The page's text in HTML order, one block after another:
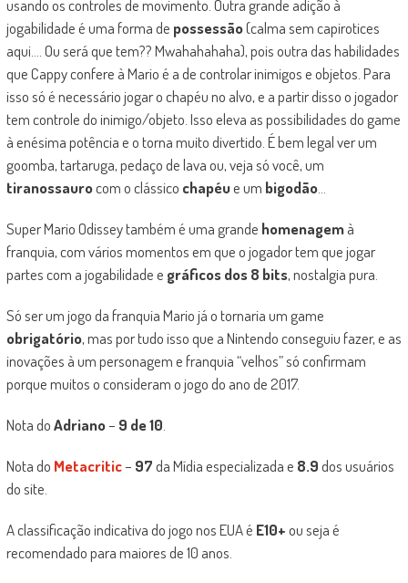
usando os controles de movimento. Outra grande adição à
jogabilidade é uma forma de possessão(calma sem capirotices
aqui…. Ou será que tem?? Mwahahahaha), pois outra das habilidades
que Cappy confere à Mario é a de controlar inimigos e objetos. Para
isso só é necessário jogar o chapéu no alvo, e a partir disso o jogador
tem controle do inimigo/objeto. Isso eleva as possibilidades do game
à enésima potência e o torna muito divertido. É bem legal ver um
goomba, tartaruga, pedaço de lava ou, veja só você, um
tiranossaurocom o clássico chapéue um bigodão…
Super Mario Odissey também é uma grande homenagemà
franquia, com vários momentos em que o jogador tem que jogar
partes com a jogabilidade e gráficos dos 8 bits, nostalgia pura.
Só ser um jogo da franquia Mario já o tornaria um game
obrigatório, mas por tudo isso que a Nintendo conseguiu fazer, e as
inovações à um personagem e franquia “velhos” só confirmam
porque muitos o consideram o jogo do ano de 2017.
Nota doAdriano– 9 de 10.
Nota do Metacritic– 97da Mídia especializada e 8.9dos usuários
do site.
A classificação indicativa do jogo nos EUA é E10+ou seja é
recomendado para maiores de 10 anos.